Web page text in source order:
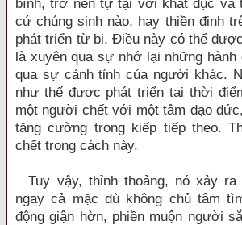
bình, trở nên tự tại với khát dục và
cứ chúng sinh nào, hay thiền định
phát triển từ bi. Điều này có thể
là xuyên qua sự nhớ lại những hành
qua sự cảnh tỉnh của người khác.
như thế được phát triển tại thời
một người chết với một tâm đạo
tăng cường trong kiếp tiếp theo.
chết trong cách này.
Tuy vậy, thỉnh thoảng, nó xảy ra
ngay cả mặc dù không chủ tâm
động giận hờn, phiền muộn người